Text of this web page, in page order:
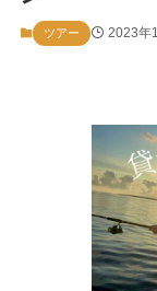
ツアー 2023年